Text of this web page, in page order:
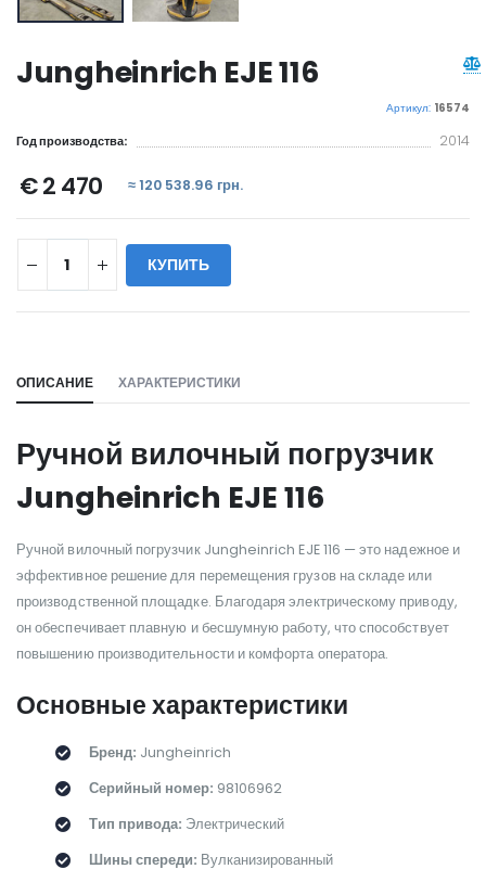
Jungheinrich EJE 116
Артикул: 16574
Год производства: 2014
€ 2 470 ≈ 120 538.96 грн.
КУПИТЬ
ОПИСАНИЕ ХАРАКТЕРИСТИКИ
Ручной вилочный погрузчик
Jungheinrich EJE 116
Ручной вилочный погрузчик Jungheinrich EJE 116 — это надежное и
эффективное решение для перемещения грузов на складе или
производственной площадке. Благодаря электрическому приводу,
он обеспечивает плавную и бесшумную работу, что способствует
повышению производительности и комфорта оператора.
Основные характеристики
Бренд: Jungheinrich
Серийный номер: 98106962
Тип привода: Электрический
Шины спереди: Вулканизированный